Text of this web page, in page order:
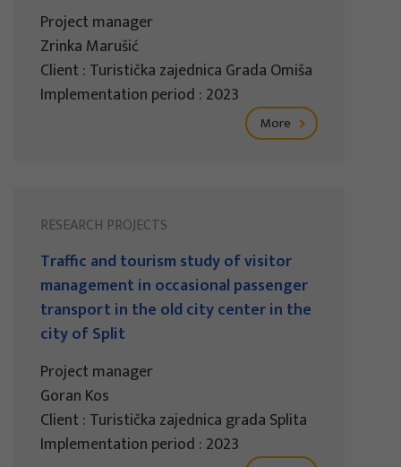
Project manager
Zrinka Marušić
Client : Turistička zajednica Grada Omiša
Implementation period : 2023
More
RESEARCH PROJECTS
Traffic and tourism study of visitor
management in occasional passenger
transport in the old city center in the
city of Split
Project manager
Goran Kos
Client : Turistička zajednica grada Splita
Implementation period : 2023